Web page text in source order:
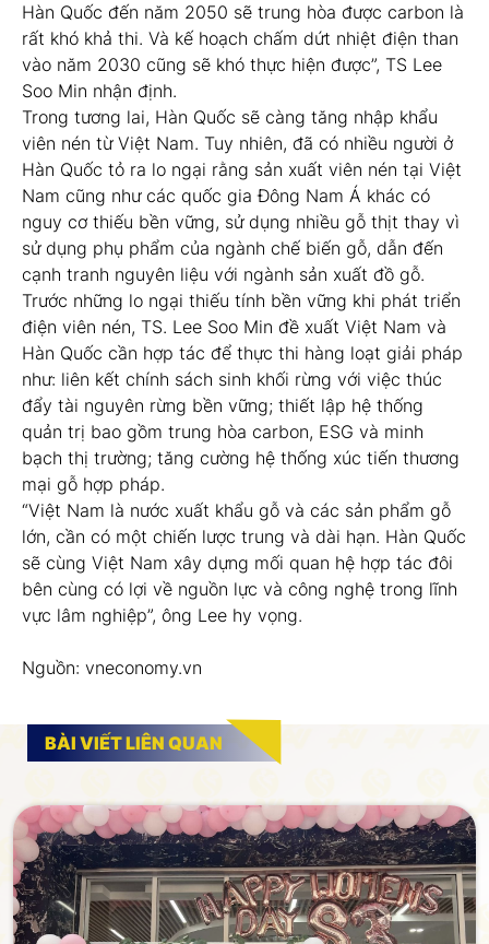
Hàn Quốc đến năm 2050 sẽ trung hòa được carbon là
rất khó khả thi. Và kế hoạch chấm dứt nhiệt điện than
vào năm 2030 cũng sẽ khó thực hiện được”, TS Lee
Soo Min nhận định.
Trong tương lai, Hàn Quốc sẽ càng tăng nhập khẩu
viên nén từ Việt Nam. Tuy nhiên, đã có nhiều người ở
Hàn Quốc tỏ ra lo ngại rằng sản xuất viên nén tại Việt
Nam cũng như các quốc gia Đông Nam Á khác có
nguy cơ thiếu bền vững, sử dụng nhiều gỗ thịt thay vì
sử dụng phụ phẩm của ngành chế biến gỗ, dẫn đến
cạnh tranh nguyên liệu với ngành sản xuất đồ gỗ.
Trước những lo ngại thiếu tính bền vững khi phát triển
điện viên nén, TS. Lee Soo Min đề xuất Việt Nam và
Hàn Quốc cần hợp tác để thực thi hàng loạt giải pháp
như: liên kết chính sách sinh khối rừng với việc thúc
đẩy tài nguyên rừng bền vững; thiết lập hệ thống
quản trị bao gồm trung hòa carbon, ESG và minh
bạch thị trường; tăng cường hệ thống xúc tiến thương
mại gỗ hợp pháp.
“Việt Nam là nước xuất khẩu gỗ và các sản phẩm gỗ
lớn, cần có một chiến lược trung và dài hạn. Hàn Quốc
sẽ cùng Việt Nam xây dựng mối quan hệ hợp tác đôi
bên cùng có lợi về nguồn lực và công nghệ trong lĩnh
vực lâm nghiệp”, ông Lee hy vọng.
Nguồn: vneconomy.vn
BÀI VIẾT LIÊN QUAN